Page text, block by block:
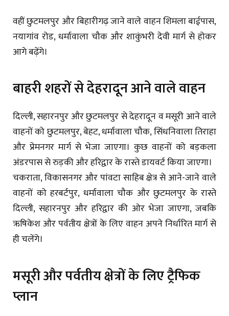
वहीं छुटमलपुर और बिहारीगढ़ जाने वाले वाहन शिमला बाईपास,
नयागांव रोड, धर्मावाला चौक और शाकुंभरी देवी मार्ग से होकर
आगे बढ़ेंगे।
बाहरी शहरों से देहरादून आने वाले वाहन
दिल्ली, सहारनपुर और छुटमलपुर से देहरादून व मसूरी आने वाले
वाहनों को छुटमलपुर, बेहट, धर्मावाला चौक, सिंधनिवाला तिराहा
और प्रेमनगर मार्ग से भेजा जाएगा। कुछ वाहनों को बड़कला
अंडरपास से रुड़की और हरिद्वार के रास्ते डायवर्ट किया जाएगा।
चकराता, विकासनगर और पांवटा साहिब क्षेत्र से आने-जाने वाले
वाहनों को हरबर्टपुर, धर्मावाला चौक और छुटमलपुर के रास्ते
दिल्ली, सहारनपुर और हरिद्वार की ओर भेजा जाएगा, जबकि
ऋषिकेश और पर्वतीय क्षेत्रों के लिए वाहन अपने निर्धारित मार्ग से
ही चलेंगे।
मसूरी और पर्वतीय क्षेत्रों के लिए ट्रैफिक
प्लान